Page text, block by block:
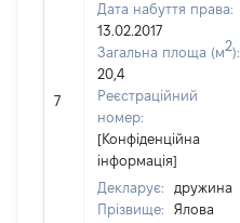
7
Дата набуття права:
13.02.2017
Загальна площа (м2):
20,4
Реєстраційний
номер:
[Конфіденційна
інформація]
Декларує:
дружина
Прізвище:
Ялова